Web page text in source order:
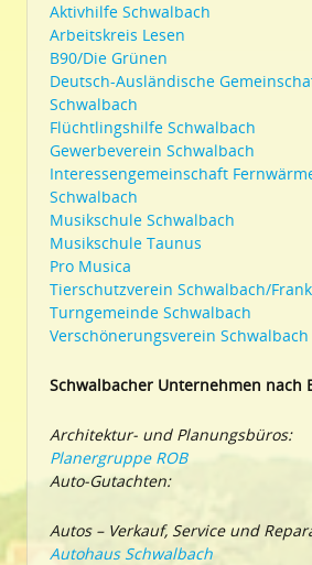
Aktivhilfe Schwalbach
Arbeitskreis Lesen
B90/Die Grünen
Deutsch-Ausländische
Schwalbach
Flüchtlingshilfe Schwalbach
Gewerbeverein Schwalbach
Interessengemeinschaft
Schwalbach
Musikschule Schwalbach
Musikschule Taunus
Pro Musica
Tierschutzverein Schwalbach/
Turngemeinde Schwalbach
Verschönerungsverein Schwalbach
Schwalbacher Unternehmen nach
Architektur- und Planungsbüros:
Planergruppe ROB
Auto-Gutachten:
Autos – Verkauf, Service und
Autohaus Schwalbach